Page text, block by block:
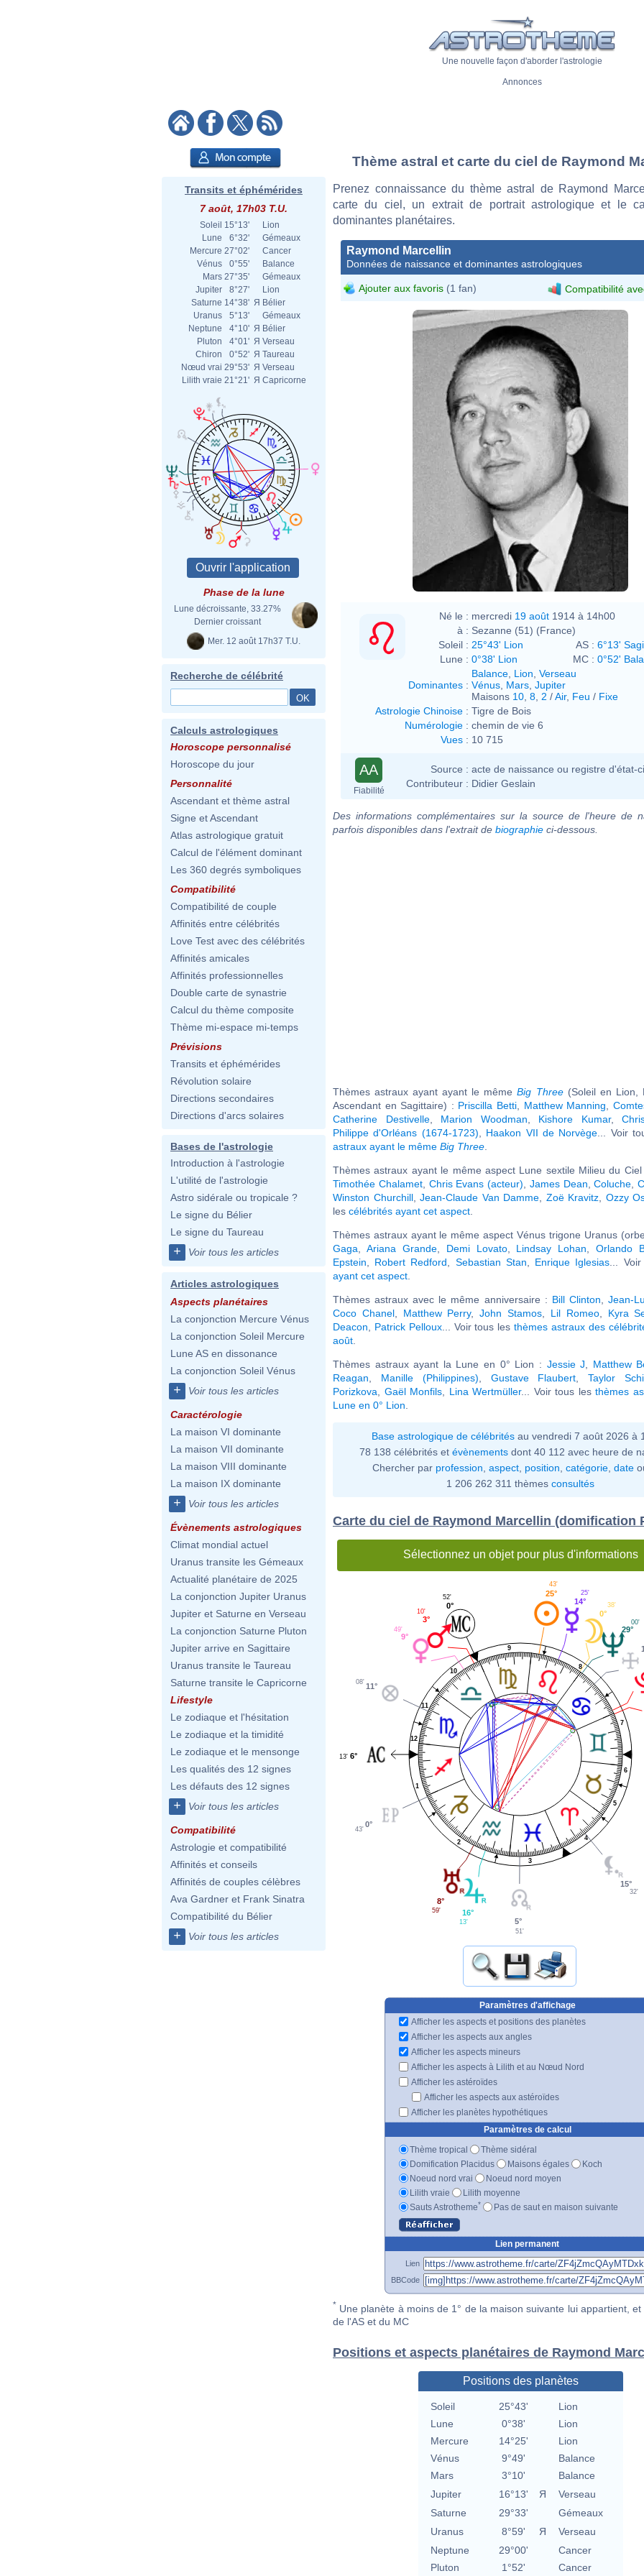
Une nouvelle façon d'aborder l'astrologie
Annonces
Transits et éphémérides
7 août, 17h03 T.U.
Soleil 15°13'
Lion
Lune
6°32'
Gémeaux
Mercure 27°02'
Cancer
Vénus
0°55'
Balance
Mars 27°35'
Gémeaux
Jupiter
8°27'
Lion
Saturne 14°38' Я Bélier
Uranus
5°13'
Gémeaux
Neptune
4°10' Я Bélier
Pluton
4°01' Я Verseau
Chiron
0°52' Я Taureau
Nœud vrai 29°53' Я Verseau
Lilith vraie 21°21' Я Capricorne
Phase de la lune
Lune décroissante, 33.27%
Dernier croissant
Mer. 12 août 17h37 T.U.
Recherche de célébrité
Calculs astrologiques
Horoscope personnalisé
Horoscope du jour
Personnalité
Ascendant et thème astral
Signe et Ascendant
Atlas astrologique gratuit
Calcul de l'élément dominant
Les 360 degrés symboliques
Compatibilité
Compatibilité de couple
Affinités entre célébrités
Love Test avec des célébrités
Affinités amicales
Affinités professionnelles
Double carte de synastrie
Calcul du thème composite
Thème mi-espace mi-temps
Prévisions
Transits et éphémérides
Révolution solaire
Directions secondaires
Directions d'arcs solaires
Bases de l'astrologie
Introduction à l'astrologie
L'utilité de l'astrologie
Astro sidérale ou tropicale ?
Le signe du Bélier
Le signe du Taureau
+ Voir tous les articles
Articles astrologiques
Aspects planétaires
La conjonction Mercure Vénus
La conjonction Soleil Mercure
Lune AS en dissonance
La conjonction Soleil Vénus
+ Voir tous les articles
Caractérologie
La maison VI dominante
La maison VII dominante
La maison VIII dominante
La maison IX dominante
+ Voir tous les articles
Évènements astrologiques
Climat mondial actuel
Uranus transite les Gémeaux
Actualité planétaire de 2025
La conjonction Jupiter Uranus
Jupiter et Saturne en Verseau
La conjonction Saturne Pluton
Jupiter arrive en Sagittaire
Uranus transite le Taureau
Saturne transite le Capricorne
Lifestyle
Le zodiaque et l'hésitation
Le zodiaque et la timidité
Le zodiaque et le mensonge
Les qualités des 12 signes
Les défauts des 12 signes
+ Voir tous les articles
Compatibilité
Astrologie et compatibilité
Affinités et conseils
Affinités de couples célèbres
Ava Gardner et Frank Sinatra
Compatibilité du Bélier
+ Voir tous les articles
Thème astral et carte du ciel de Raymond
Prenez connaissance du thème astral de Raymond
carte du ciel, un extrait de portrait astrologique et le
dominantes planétaires.
Raymond Marcellin
Données de naissance et dominantes astrologiques
Ajouter aux favoris (1 fan) Compatibilité
Né le : mercredi 19 août 1914 à 14h00
à : Sezanne (51) (France)
Soleil : 25°43' Lion AS : 6°13'
Lune : 0°38' Lion MC : 0°52'
Dominantes :
Balance Lion Verseau
Vénus Mars Jupiter
Maisons 10 8 2 /Air, Feu / Fixe
Astrologie Chinoise : Tigre de Bois
Numérologie : chemin de vie 6
Vues : 10 715
AA
Fiabilité
Source : acte de naissance ou registre d'état-
Contributeur : Didier Geslain
Des informations complémentaires sur la source de l'heure de
parfois disponibles dans l'extrait de biographie ci-dessous.
Thèmes astraux ayant ayant le mêmeBig Three(Soleil en Lion,
Ascendant en Sagittaire) : Priscilla Betti Matthew Manning
Catherine Destivelle, Marion Woodman Kishore Kumar,
Philippe d'Orléans (1674-1723)
Haakon VII de Norvège ... Voir
astraux ayant le même Big Three
Thèmes astraux ayant le même aspect Lune sextile Milieu du
Timothée Chalamet, Chris Evans (acteur) James Dean ,Coluche ,
Winston Churchill,Jean-Claude Van Damme Zoë Kravitz Ozzy
les célébrités ayant cet aspect
Thèmes astraux ayant le même aspect Vénus trigone Uranus
Gaga
Ariana Grande, Demi Lovato, Lindsay Lohan ,Orlando
Epstein
Robert Redford Sebastian Stan Enrique Iglesias ...
ayant cet aspect
Thèmes astraux avec le même anniversaire : Bill Clinton Jean-
Coco Chanel, Matthew Perry,John Stamos Lil Romeo, Kyra
Deacon
Patrick Pelloux... Voir tous lesthèmes astraux des
août
Thèmes astraux ayant la Lune en 0° Lion : Jessie J Matthew
Reagan
Manille (Philippines) Gustave Flaubert ,Taylor
Porizkova
Gaël Monfils Lina Wertmüller... Voir tous lesthèmes
Lune en 0° Lion
Base astrologique de célébrités au vendredi 7 août 2026 à
78 138 célébrités et évènementsdont 40 112 avec heure de
Chercher par profession aspect position catégorie date
1 206 262 311 thèmes consultés
Carte du ciel de Raymond Marcellin (domification
Sélectionnez un objet pour plus d'informations
1
2
3
4
5
6
7
8
9
10
11
12
29°
00'
0°
38'
14°
25'
25°
43'
0°
52'
3°
10'
9°
49'
11°
08'
6°
13'
0°
43'
8°
59' 16°
13' 5°
51'
15°
32'
Paramètres d'affichage
Afficher les aspects et positions des planètes
Afficher les aspects aux angles
Afficher les aspects mineurs
Afficher les aspects à Lilith et au Nœud Nord
Afficher les astéroïdes
Afficher les aspects aux astéroïdes
Afficher les planètes hypothétiques
Paramètres de calcul
Thème tropical
Thème sidéral
Domification Placidus
Maisons égales
Koch
Noeud nord vrai
Noeud nord moyen
Lilith vraie
Lilith moyenne
Sauts Astrotheme* Pas de saut en maison suivante
Lien permanent
Lien
BBCode
* Une planète à moins de 1° de la maison suivante lui appartient, et
de l'AS et du MC
Positions et aspects planétaires de Raymond
Positions des planètes
Soleil 25°43'
Lion
Lune
0°38'
Lion
Mercure
14°25'
Lion
Vénus
9°49'
Balance
Mars
3°10'
Balance
Jupiter
16°13' Я
Verseau
Saturne
29°33'
Gémeaux
Uranus
8°59' Я
Verseau
Neptune
29°00'
Cancer
Pluton
1°52' Cancer